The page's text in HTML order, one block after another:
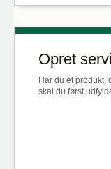
Opret
Har du et produkt,
skal du først